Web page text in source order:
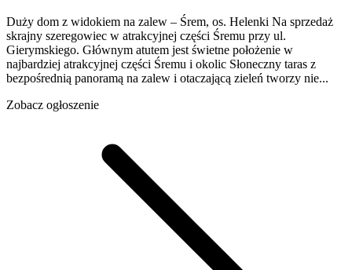
Duży dom z widokiem na zalew – Śrem, os. Helenki Na sprzedaż
skrajny szeregowiec w atrakcyjnej części Śremu przy ul.
Gierymskiego. Głównym atutem jest świetne położenie w
najbardziej atrakcyjnej części Śremu i okolic Słoneczny taras z
bezpośrednią panoramą na zalew i otaczającą zieleń tworzy nie...
Zobacz ogłoszenie